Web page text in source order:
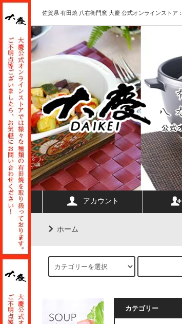
佐賀県 有田焼 八右衛門窯 大慶 公式オンラインストア
アカウント
ホーム
カテゴリー